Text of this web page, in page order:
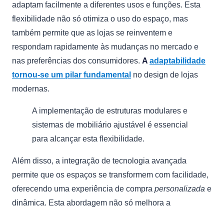
adaptam facilmente a diferentes usos e funções. Esta
flexibilidade não só otimiza o uso do espaço, mas
também permite que as lojas se reinventem e
respondam rapidamente às mudanças no mercado e
nas preferências dos consumidores. A adaptabilidade
tornou-se um pilar fundamental no design de lojas
modernas.
A implementação de estruturas modulares e
sistemas de mobiliário ajustável é essencial
para alcançar esta flexibilidade.
Além disso, a integração de tecnologia avançada
permite que os espaços se transformem com facilidade,
oferecendo uma experiência de compra personalizada e
dinâmica. Esta abordagem não só melhora a